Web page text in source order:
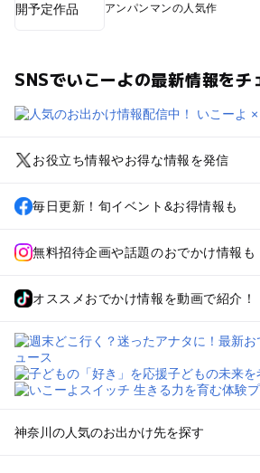
アンパンマンの人気作
SNSでいこーよの最新情報をチ
お役立ち情報やお得な情報を発信
毎日更新！旬イベント&お得情報も
無料招待企画や話題のおでかけ情報も
オススメおでかけ情報を動画で紹介！
神奈川の人気のお出かけ先を探す